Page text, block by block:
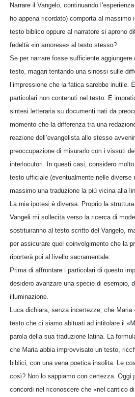
Narrare il Vangelo, continuando
ho appena ricordato) comporta al massimo
testo biblico oppure al narratore si aprono
fedeltà «in amorese» al testo stesso?
Se per narrare fosse sufficiente aggiungere
testo, magari tentando una sinossi sulle
l’impressione che la fatica sarebbe inutile.
particolari non contenuti nel testo. È
sintesi letteraria su documenti nati da
momento che la differenza tra una
reazione dell’evangelista allo stesso
preoccupazione di misurarlo con i vissuti
interlocutori. In questi casi, considero molto
testo ufficiale (eventualmente nelle diverse
massimo una traduzione la più vicina alla
La mia ipotesi è diversa. Proprio la
Vangeli mi sollecita verso la ricerca di
sostituiranno al testo scritto del Vangelo,
per assicurare quel coinvolgimento che la
riporterà poi al livello sacramentale.
Prima di affrontare i particolari di questo
desidero avanzare una specie di esempio,
illuminazione.
Luca dichiara, senza incertezze, che Maria
testo che ci siamo abituati ad intitolare il
parola della sua traduzione latina. La
che Maria abbia improvvisato un testo,
biblici, con una vena poetica insolita. Le
così? Non lo sappiamo con certezza. Oggi
concordi nel riconoscere che «nel cantico